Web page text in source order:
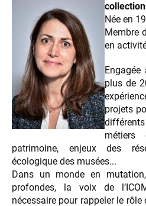
Née en
Membre
en
Engagée
plus de
projets
métiers
patrimoine, enjeux des
écologique des musées...
Dans un monde en
profondes, la voix de
nécessaire pour rappeler le